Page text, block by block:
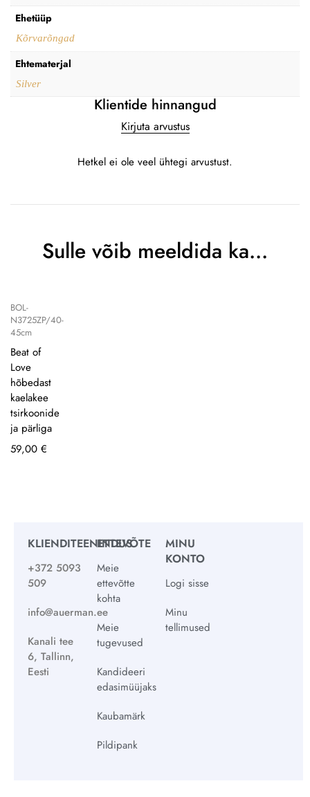
Ehetüüp
Kõrvarõngad
Ehtematerjal
Silver
Klientide hinnangud
Kirjuta arvustus
Hetkel ei ole veel ühtegi arvustust.
Sulle võib meeldida ka…
BOL-
N3725ZP/40-
45cm
Beat of
Love
hõbedast
kaelakee
tsirkoonide
ja pärliga
59,00 €
KLIENDITEENINDUS
+372 5093
509
info@auerman.ee
Kanali tee
6, Tallinn,
Eesti
ETTEVÕTE
Meie
ettevõtte
kohta
Meie
tugevused
Kandideeri
edasimüüjaks
Kaubamärk
Pildipank
MINU
KONTO
Logi sisse
Minu
tellimused